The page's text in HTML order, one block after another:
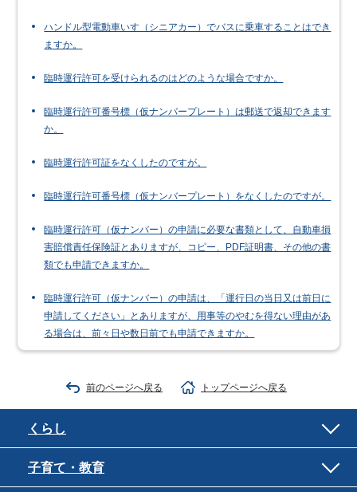
ハンドル型電動車いす（シニアカー）でバスに乗車することはでき
ますか。
臨時運行許可を受けられるのはどのような場合ですか。
臨時運行許可番号標（仮ナンバープレート）は郵送で返却できます
か。
臨時運行許可証をなくしたのですが。
臨時運行許可番号標（仮ナンバープレート）をなくしたのですが。
臨時運行許可（仮ナンバー）の申請に必要な書類として、自動車損
害賠償責任保険証とありますが、コピー、PDF証明書、その他の書
類でも申請できますか。
臨時運行許可（仮ナンバー）の申請は、「運行日の当日又は前日に
申請してください」とありますが、用事等のやむを得ない理由があ
る場合は、前々日や数日前でも申請できますか。
前のページへ戻る トップページへ戻る
くらし
子育て・教育